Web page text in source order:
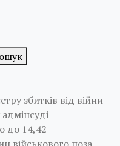
збитків від війни
до 14,42